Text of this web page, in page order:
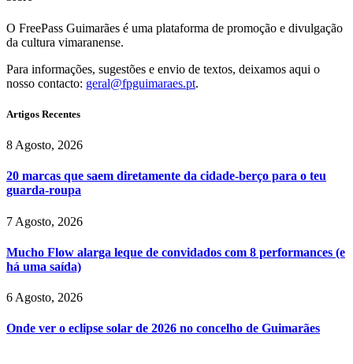
O FreePass Guimarães é uma plataforma de promoção e divulgação
da cultura vimaranense.
Para informações, sugestões e envio de textos, deixamos aqui o
nosso contacto: geral@fpguimaraes.pt.
Artigos Recentes
8 Agosto, 2026
20 marcas que saem diretamente da cidade-berço para o teu
guarda-roupa
7 Agosto, 2026
Mucho Flow alarga leque de convidados com 8 performances (e
há uma saída)
6 Agosto, 2026
Onde ver o eclipse solar de 2026 no concelho de Guimarães